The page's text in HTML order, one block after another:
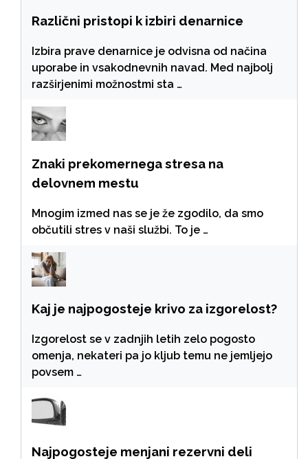
Različni pristopi k izbiri denarnice
Izbira prave denarnice je odvisna od načina
uporabe in vsakodnevnih navad. Med najbolj
razširjenimi možnostmi sta …
Znaki prekomernega stresa na
delovnem mestu
Mnogim izmed nas se je že zgodilo, da smo
občutili stres v naši službi. To je …
Kaj je najpogosteje krivo za izgorelost?
Izgorelost se v zadnjih letih zelo pogosto
omenja, nekateri pa jo kljub temu ne jemljejo
povsem …
Najpogosteje menjani rezervni deli